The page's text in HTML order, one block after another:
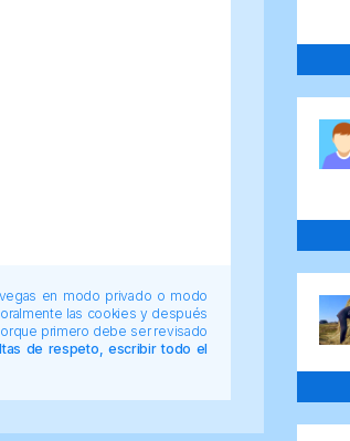
en modo privado o modo
las cookies y después
primero debe ser revisado
de respeto, escribir todo el